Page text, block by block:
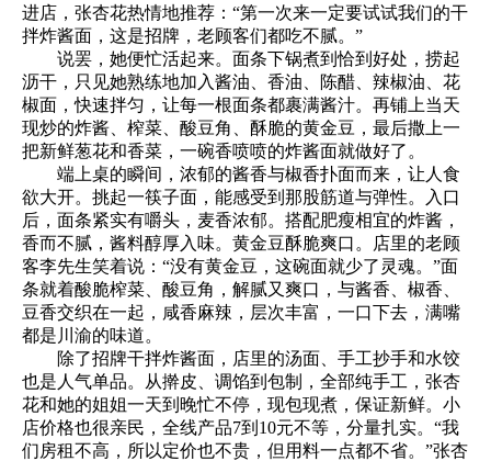
进店，张杏花热情地推荐：“第一次来一定要试试我们的干
拌炸酱面，这是招牌，老顾客们都吃不腻。”
说罢，她便忙活起来。面条下锅煮到恰到好处，捞起
沥干，只见她熟练地加入酱油、香油、陈醋、辣椒油、花
椒面，快速拌匀，让每一根面条都裹满酱汁。再铺上当天
现炒的炸酱、榨菜、酸豆角、酥脆的黄金豆，最后撒上一
把新鲜葱花和香菜，一碗香喷喷的炸酱面就做好了。
端上桌的瞬间，浓郁的酱香与椒香扑面而来，让人食
欲大开。挑起一筷子面，能感受到那股筋道与弹性。入口
后，面条紧实有嚼头，麦香浓郁。搭配肥瘦相宜的炸酱，
香而不腻，酱料醇厚入味。黄金豆酥脆爽口。店里的老顾
客李先生笑着说：“没有黄金豆，这碗面就少了灵魂。”面
条就着酸脆榨菜、酸豆角，解腻又爽口，与酱香、椒香、
豆香交织在一起，咸香麻辣，层次丰富，一口下去，满嘴
都是川渝的味道。
除了招牌干拌炸酱面，店里的汤面、手工抄手和水饺
也是人气单品。从擀皮、调馅到包制，全部纯手工，张杏
花和她的姐姐一天到晚忙不停，现包现煮，保证新鲜。小
店价格也很亲民，全线产品7到10元不等，分量扎实。“我
们房租不高，所以定价也不贵，但用料一点都不省。”张杏